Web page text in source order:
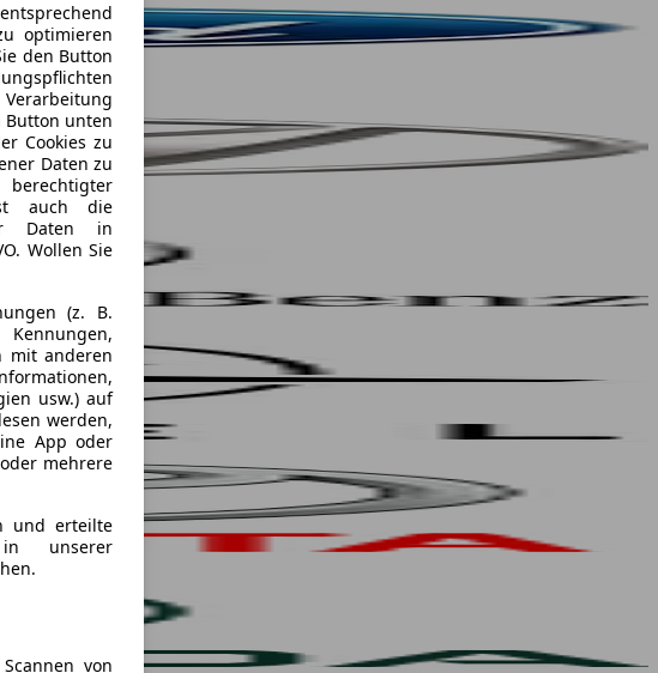
optimieren
den Button
Button unten
Cookies zu
Daten zu
auch die
Daten in
Wollen Sie
(z. B.
mit anderen
usw.) auf
werden,
App oder
mehrere
und erteilte
unserer
von